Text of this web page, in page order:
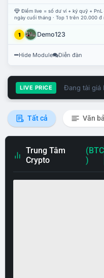
Điểm live = số dư ví + ký quỹ + PnL
ngày cuối tháng · Top 1 trên 20.000 đ
1 Demo123
Hide Module Diễn đàn
LIVE PRICE Đang tải giá
Tất cả Văn
Trung Tâm
Crypto
(BTC
)